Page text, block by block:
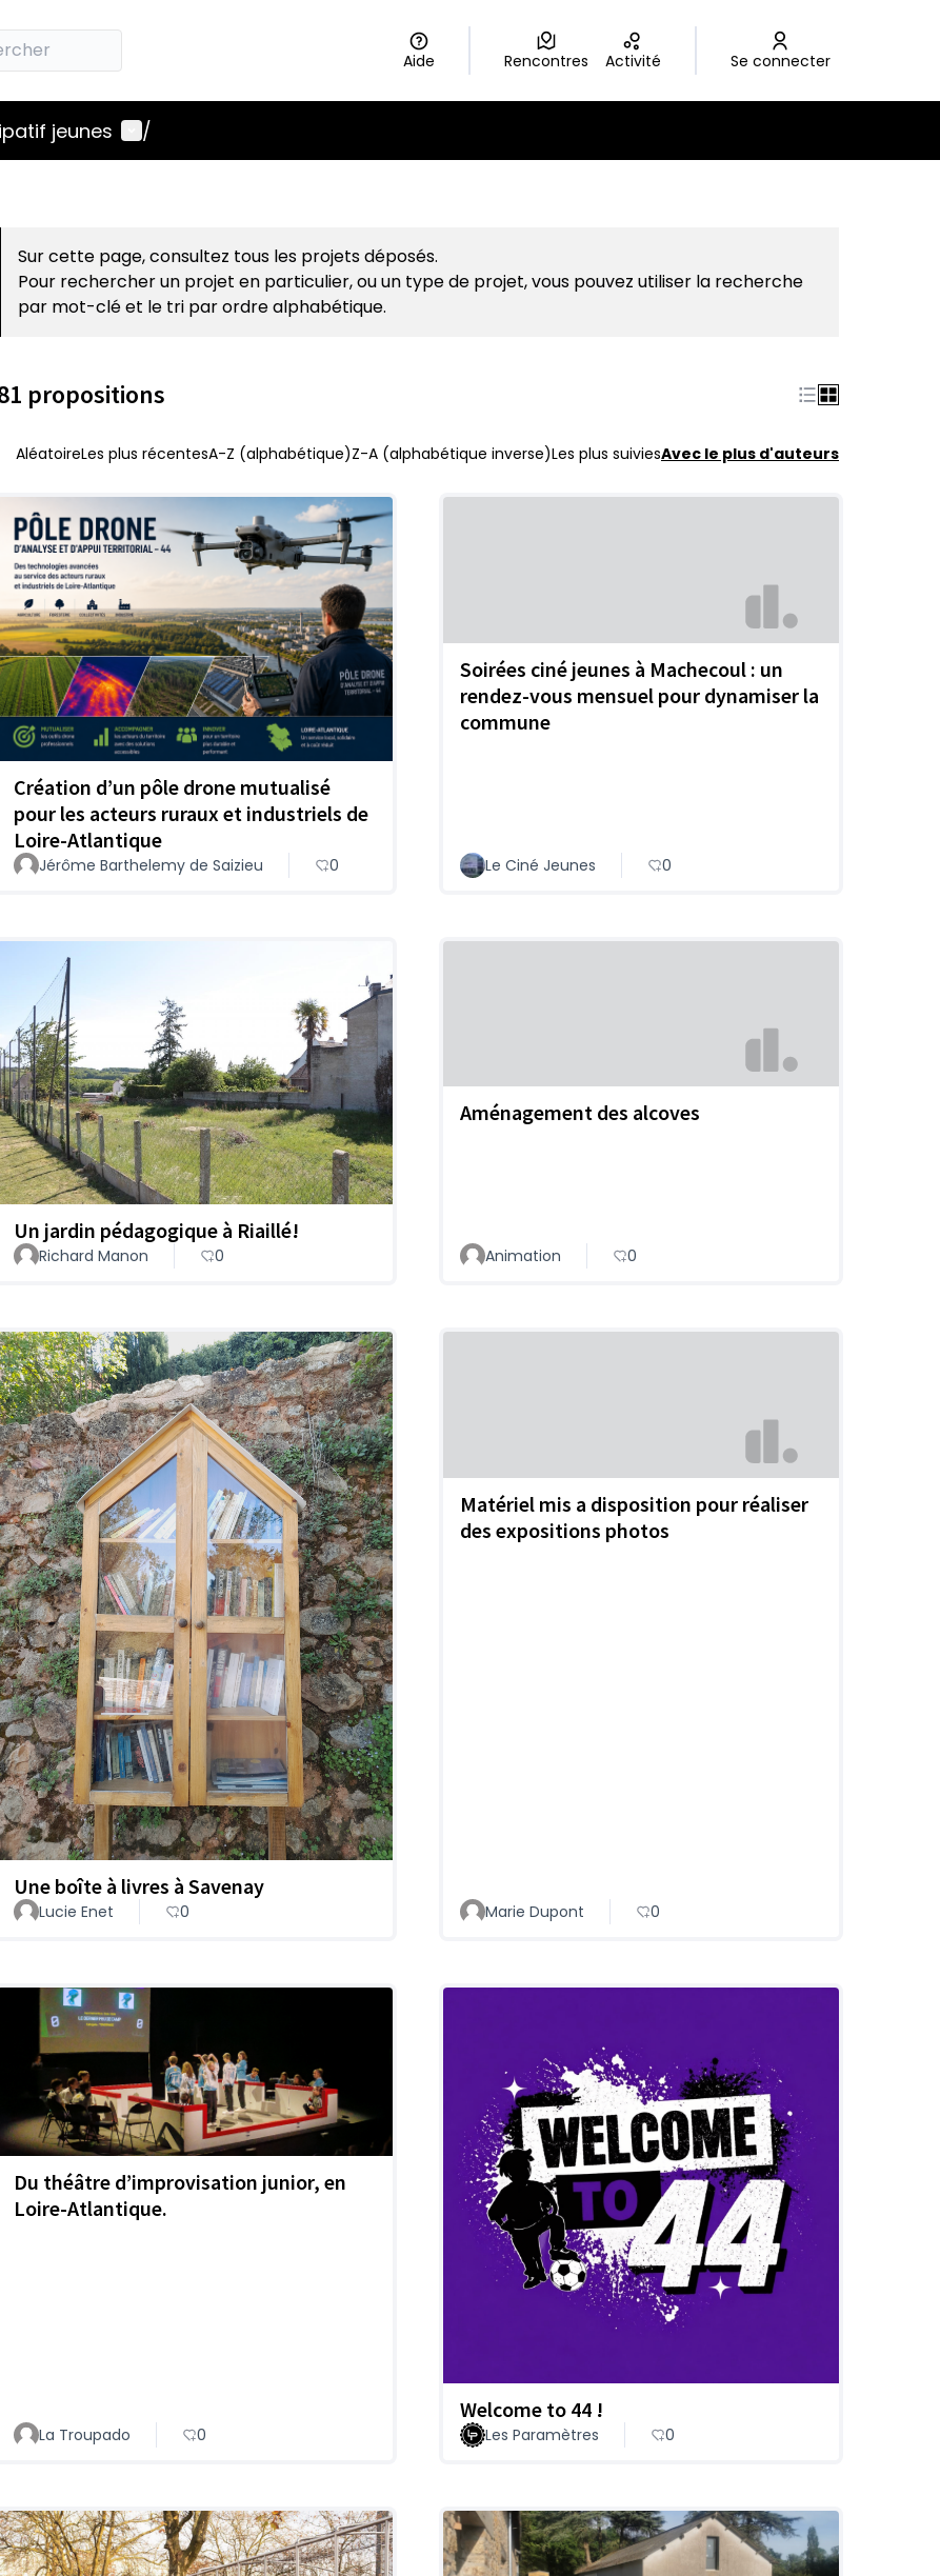
Aide Rencontres Activité Se connecter
jeunes Menu utilisateur
/
Sur cette page, consultez tous les projets déposés.
Pour rechercher un projet en particulier, ou un type de projet, vous pouvez utiliser la recherche
par mot-clé et le tri par ordre alphabétique.
propositions
AléatoireLes plus récentesA-Z (alphabétique)Z-A (alphabétique inverse)Les plus suiviesAvec le plus d'auteurs
Création d’un pôle drone mutualisé
pour les acteurs ruraux et industriels de
Loire-Atlantique
Jérôme Barthelemy de Saizieu 0
Soirées ciné jeunes à Machecoul : un
rendez-vous mensuel pour dynamiser la
commune
Le Ciné Jeunes 0
Un jardin pédagogique à Riaillé!
Richard Manon 0
Aménagement des alcoves
Animation 0
Une boîte à livres à Savenay
Lucie Enet 0
Matériel mis a disposition pour réaliser
des expositions photos
Marie Dupont 0
Du théâtre d’improvisation junior, en
Loire-Atlantique.
La Troupado 0
Welcome to 44 !
Les Paramètres 0